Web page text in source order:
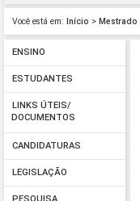
Você está em: Início > Mestrado
ENSINO
ESTUDANTES
LINKS ÚTEIS/
DOCUMENTOS
CANDIDATURAS
LEGISLAÇÃO